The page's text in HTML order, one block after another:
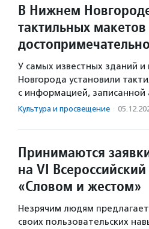
В Нижнем
тактильных макетов
У самых известных зданий
Новгорода установили
с информацией, записанной
Культура и просвещение ·
Принимаются
на VI
«Словом и жестом»
Незрячим людям
своих пользовательских